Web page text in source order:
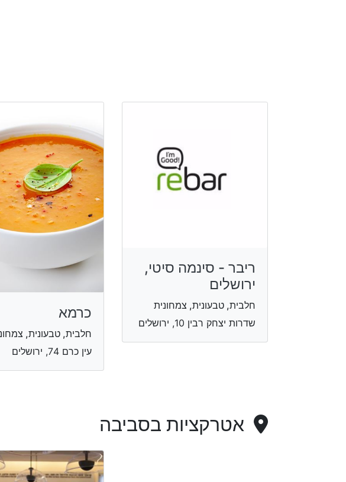
ריבר - סינמה סיטי,
ירושלים
חלבית, טבעונית, צמחונית
שדרות יצחק רבין 10, ירושלים
כרמא
חלבית, טבעונית,
עין כרם 74, ירושלים
אטרקציות בסביבה